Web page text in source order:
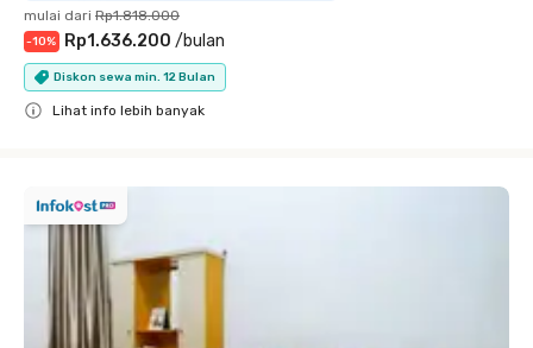
mulai dari Rp1.818.000
-10% Rp1.636.200 /bulan
Diskon sewa min. 12 Bulan
Lihat info lebih banyak